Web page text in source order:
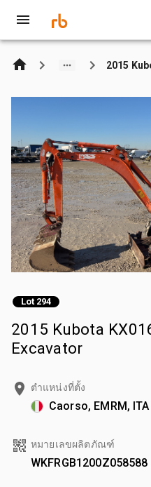
2015
Lot 294
2015 Kubota
Excavator
ตำแหน่งที่ตั้ง
Caorso, EMRM, ITA
หมายเลขผลิตภัณฑ์
WKFRGB1200Z058588